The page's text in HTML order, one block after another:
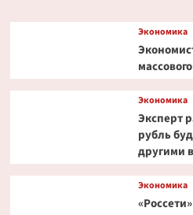
подаренных
Экономика
Экономика
Эксперт
рубль
другими
Экономика